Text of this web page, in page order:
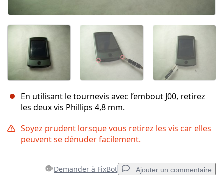
En utilisant le tournevis avec l’embout J00, retirez
les deux vis Phillips 4,8 mm.
Soyez prudent lorsque vous retirez les vis car elles
peuvent se dénuder facilement.
Demander à FixBot Ajouter un commentaire